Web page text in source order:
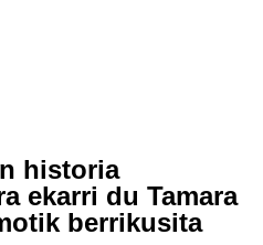
historia
ekarri du Tamara
berrikusita